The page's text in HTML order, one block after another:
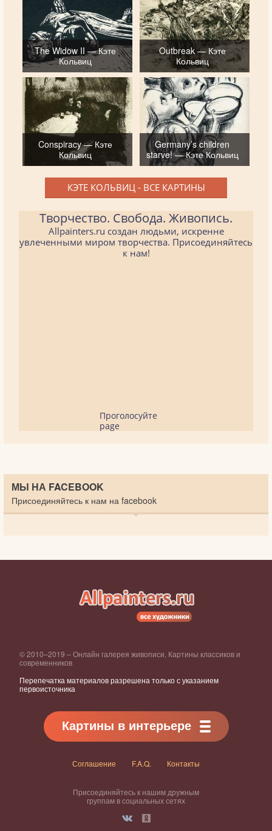
The Widow II — Кэте
Кольвиц
Outbreak — Кэте
Кольвиц
Conspiracy — Кэте
Кольвиц
Germany’s children
starve! — Кэте Кольвиц
КЭТЕ КОЛЬВИЦ - ВСЕ КАРТИНЫ
Творчество. Свобода. Живопись.
Allpainters.ru создан людьми, искренне
увлеченными миром творчества. Присоединяйтесь
к нам!
Проголосуйте
page
МЫ НА FACEBOOK
Присоединяйтесь к нам на facebook
© 2010–2019 – Онлайн галерея живописи. Картины классиков и
современников
Перепечатка материалов разрешена только с указанием
первоисточника
Картины в интерьере
Соглашение F.A.Q. Контакты
Присоединяйтесь к нашим дружным
группам в социальных сетях